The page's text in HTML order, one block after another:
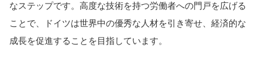
なステップです。高度な技術を持つ労働者への門戸を広げる
ことで、ドイツは世界中の優秀な人材を引き寄せ、経済的な
成長を促進することを目指しています。